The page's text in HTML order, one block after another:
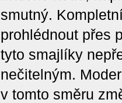
smutný.
prohlédnout přes
tyto smajlíky
nečitelným.
v tomto směru